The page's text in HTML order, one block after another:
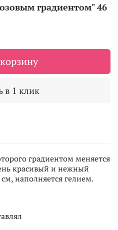
градиентом" 46
в 1 клик
градиентом меняется
красивый и нежный
наполняется гелием.